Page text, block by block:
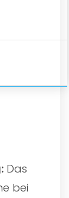
Das
bei